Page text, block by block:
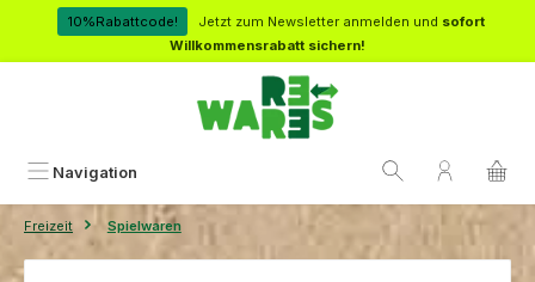
Zum Hauptinhalt springen
10%Rabattcode! Jetzt zum Newsletter anmelden und sofort
Willkommensrabatt sichern!
Navigation
Freizeit Spielwaren